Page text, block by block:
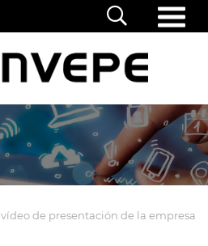
vídeo de presentación de la empresa